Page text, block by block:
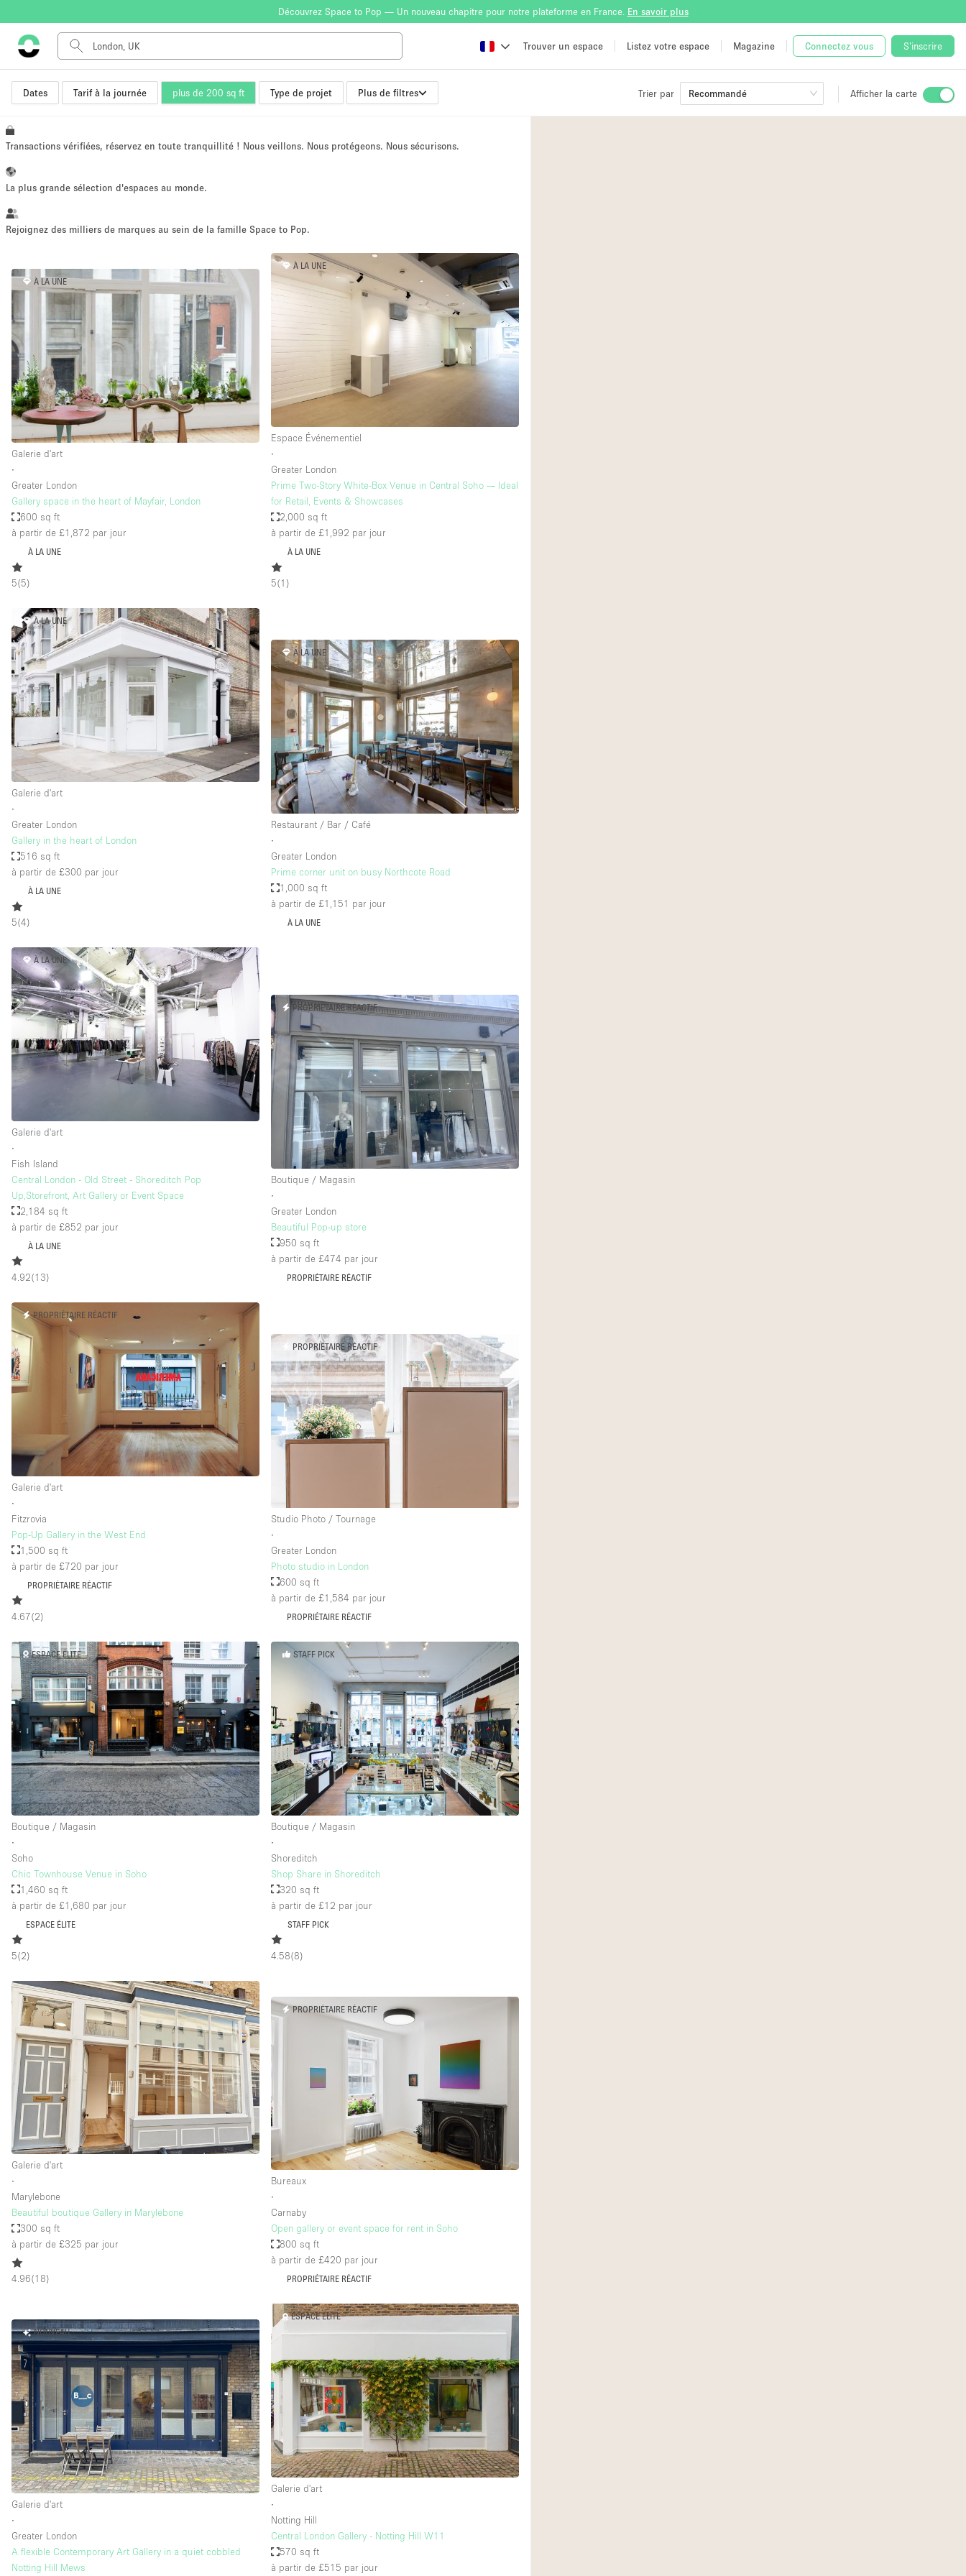
Découvrez Space to Pop — Un nouveau chapitre pour notre plateforme en France. En savoir plus
Trouver un espace Listez votre espace Magazine Connectez vous S'inscrire
Dates Tarif à la journée plus de 200 sq ft Type de projet Plus de filtres Trier par Recommandé Afficher la carte
Type de l'espace Appartement / Loft
Boutique / Magasin
Espace Événementiel
Kiosque / Stand / Corner
Maison / Villa / Hôtel Particulier
Rooftop
Salle de Conférence
Salon / Festival
Studio Photo / Tournage
Animals Friendly
Espace Avec Vue
Espace Epuré / Minimaliste
Internet
Plusieurs Pièces
Presentoir Vitrine
Éclairage
Équipement de bureau
Étage/accès Sous-sol
Rez-de-chaussée sur rue
Rooftop
Transactions vérifiées, réservez en toute tranquillité ! Nous veillons. Nous protégeons. Nous sécurisons.
La plus grande sélection d'espaces au monde.
Rejoignez des milliers de marques au sein de la famille Space to Pop.
À LA UNE
Galerie d'art
∙
Greater London
Gallery space in the heart of Mayfair, London
600 sq ft
à partir de £1,872 par jour
À LA UNE
5(5)
À LA UNE
Espace Événementiel
∙
Greater London
Prime Two-Story White-Box Venue in Central Soho — Ideal
for Retail, Events & Showcases
2,000 sq ft
à partir de £1,992 par jour
À LA UNE
5(1 )
À LA UNE
Galerie d'art
∙
Greater London
Gallery in the heart of London
516 sq ft
à partir de £300 par jour
À LA UNE
5(4)
À LA UNE
Restaurant / Bar / Café
∙
Greater London
Prime corner unit on busy Northcote Road
1,000 sq ft
à partir de £1,151 par jour
À LA UNE
À LA UNE
Galerie d'art
∙
Fish Island
Central London - Old Street - Shoreditch Pop
Up,Storefront, Art Gallery or Event Space
2,184 sq ft
à partir de £852 par jour
À LA UNE
4.92(13)
PROPRIÉTAIRE RÉACTIF
Boutique / Magasin
∙
Greater London
Beautiful Pop-up store
950 sq ft
à partir de £474 par jour
PROPRIÉTAIRE RÉACTIF
PROPRIÉTAIRE RÉACTIF
Galerie d'art
∙
Fitzrovia
Pop-Up Gallery in the West End
1,500 sq ft
à partir de £720 par jour
PROPRIÉTAIRE RÉACTIF
4.67(2)
PROPRIÉTAIRE RÉACTIF
Studio Photo / Tournage
∙
Greater London
Photo studio in London
600 sq ft
à partir de £1,584 par jour
PROPRIÉTAIRE RÉACTIF
ESPACE ÉLITE
Boutique / Magasin
∙
Soho
Chic Townhouse Venue in Soho
1,460 sq ft
à partir de £1,680 par jour
ESPACE ÉLITE
5(2)
STAFF PICK
Boutique / Magasin
∙
Shoreditch
Shop Share in Shoreditch
320 sq ft
à partir de £12 par jour
STAFF PICK
4.58(8)
Galerie d'art
∙
Marylebone
Beautiful boutique Gallery in Marylebone
300 sq ft
à partir de £325 par jour
4.96(18)
PROPRIÉTAIRE RÉACTIF
Bureaux
∙
Carnaby
Open gallery or event space for rent in Soho
800 sq ft
à partir de £420 par jour
PROPRIÉTAIRE RÉACTIF
NOUVEAU
Galerie d'art
∙
Greater London
A flexible Contemporary Art Gallery in a quiet cobbled
Notting Hill Mews
ESPACE ÉLITE
Galerie d'art
∙
Notting Hill
Central London Gallery - Notting Hill W11
570 sq ft
à partir de £515 par jour